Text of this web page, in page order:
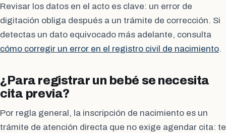
Revisar los datos en el acto es clave: un error de
digitación obliga después a un trámite de corrección. Si
detectas un dato equivocado más adelante, consulta
cómo corregir un error en el registro civil de nacimiento.
¿Para registrar un bebé se necesita
cita previa?
Por regla general, la inscripción de nacimiento es un
trámite de atención directa que no exige agendar cita: te